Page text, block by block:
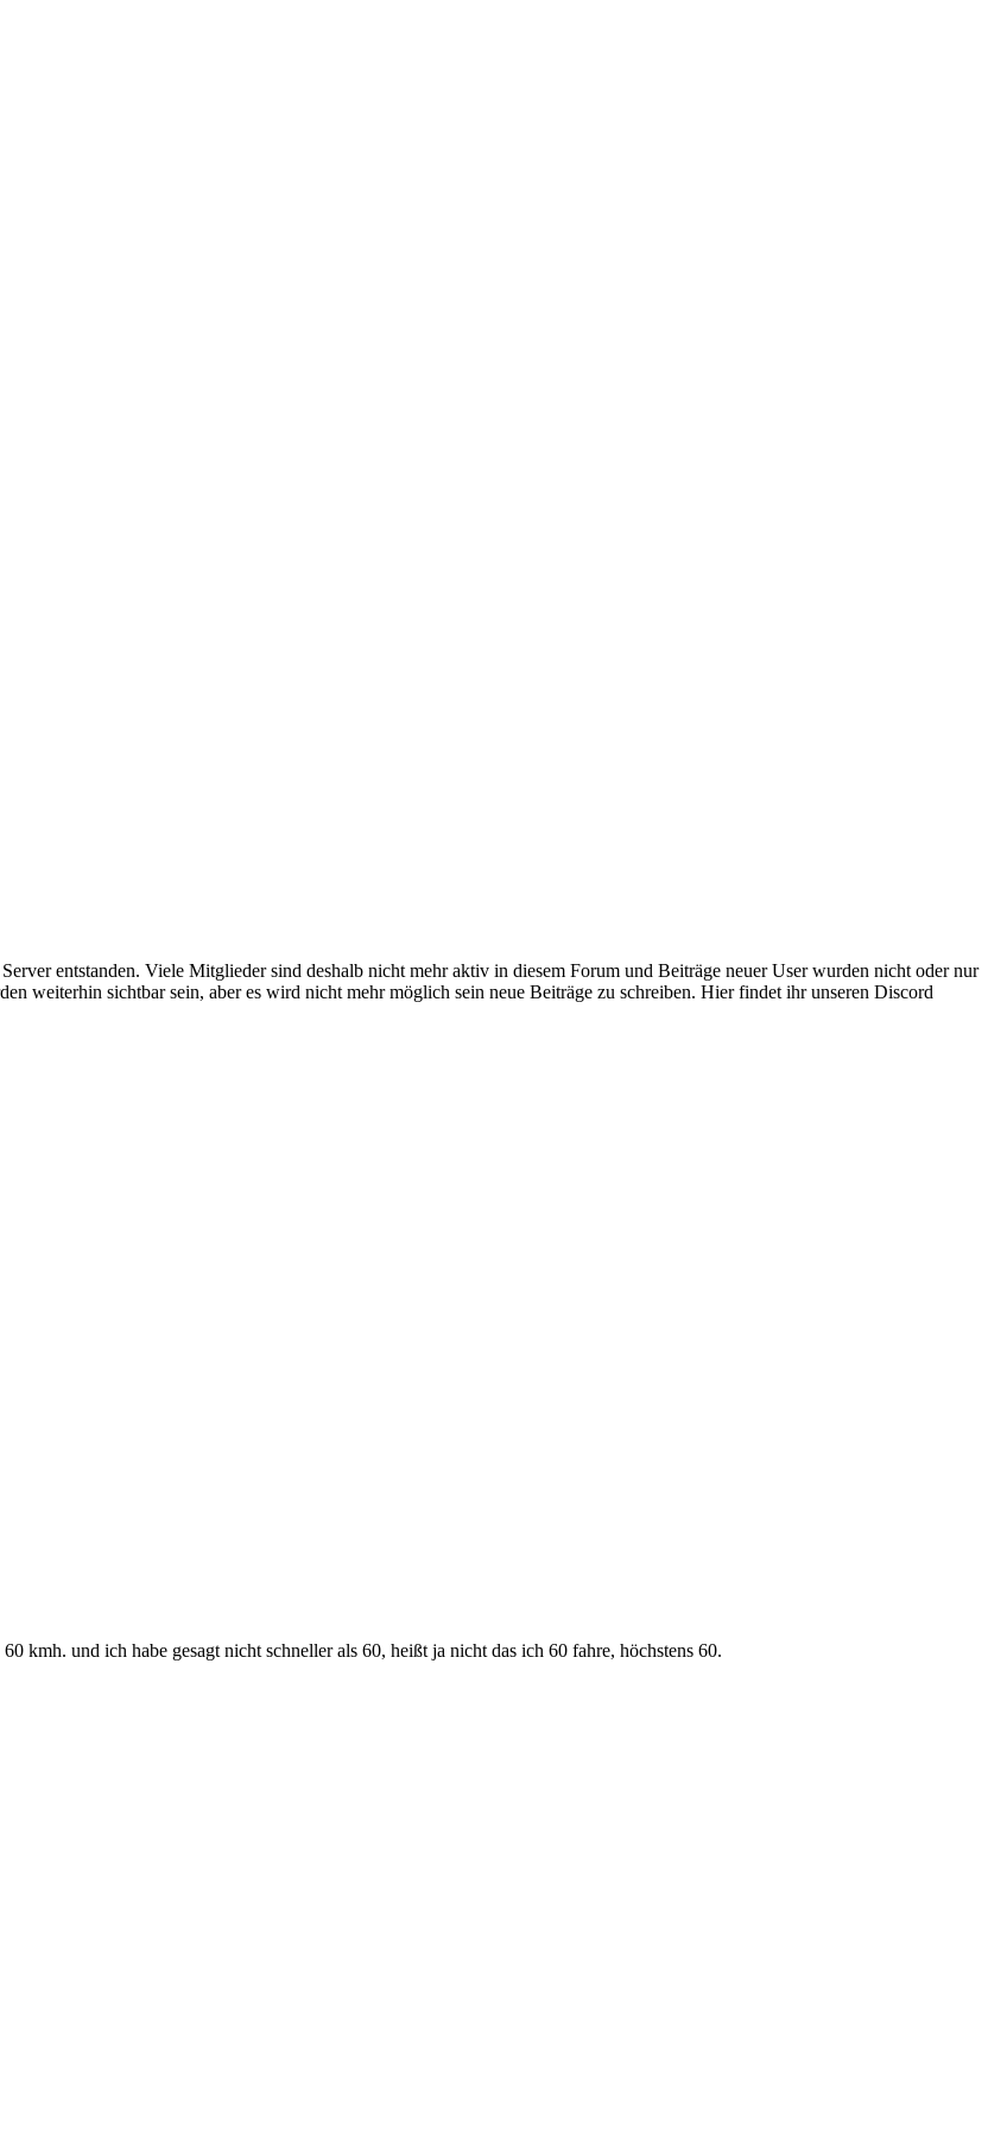
entstanden. Viele Mitglieder sind deshalb nicht mehr aktiv in diesem Forum und Beiträge neuer User wurden nicht oder nur
weiterhin sichtbar sein, aber es wird nicht mehr möglich sein neue Beiträge zu schreiben. Hier findet ihr unseren Discord
kmh. und ich habe gesagt nicht schneller als 60, heißt ja nicht das ich 60 fahre, höchstens 60.